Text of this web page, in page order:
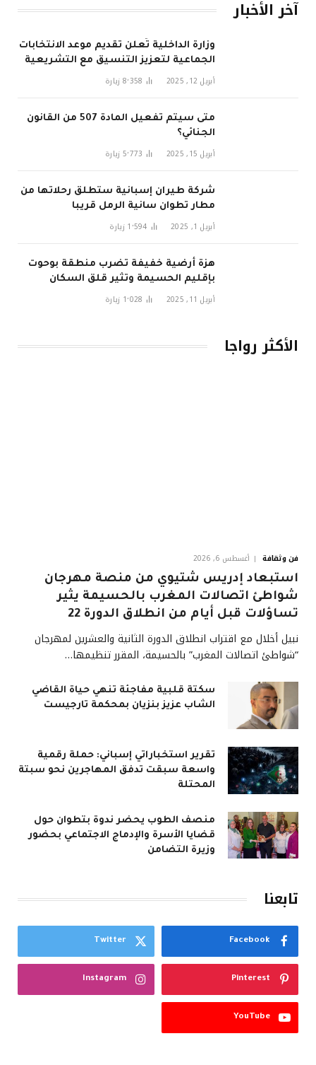
آخر الأخبار
وزارة الداخلية تُعلن تقديم موعد الانتخابات
الجماعية لتعزيز التنسيق مع التشريعية
في 2026
أبريل 12, 2025 8٬358 زيارة
متى سيتم تفعيل المادة 507 من القانون
الجنائي؟
أبريل 15, 2025 5٬773 زيارة
شركة طيران إسبانية ستطلق رحلاتها من
مطار تطوان سانية الرمل قريبا
أبريل 1, 2025 1٬594 زيارة
هزة أرضية خفيفة تضرب منطقة بوحوت
بإقليم الحسيمة وتثير قلق السكان
أبريل 11, 2025 1٬028 زيارة
الأكثر رواجا
فن وثقافة
أغسطس 6, 2026
استبعاد إدريس شتيوي من منصة مهرجان
شواطئ اتصالات المغرب بالحسيمة يثير
تساؤلات قبل أيام من انطلاق الدورة 22
نبيل أخلال مع اقتراب انطلاق الدورة الثانية والعشرين لمهرجان
“شواطئ اتصالات المغرب” بالحسيمة، المقرر تنظيمها…
سكتة قلبية مفاجئة تنهي حياة القاضي
الشاب عزيز بنزيان بمحكمة تارجيست
تقرير استخباراتي إسباني: حملة رقمية
واسعة سبقت تدفق المهاجرين نحو سبتة
المحتلة
منصف الطوب يحضر ندوة بتطوان حول
قضايا الأسرة والإدماج الاجتماعي بحضور
وزيرة التضامن
تابعنا
Facebook
Twitter
Pinterest
Instagram
YouTube